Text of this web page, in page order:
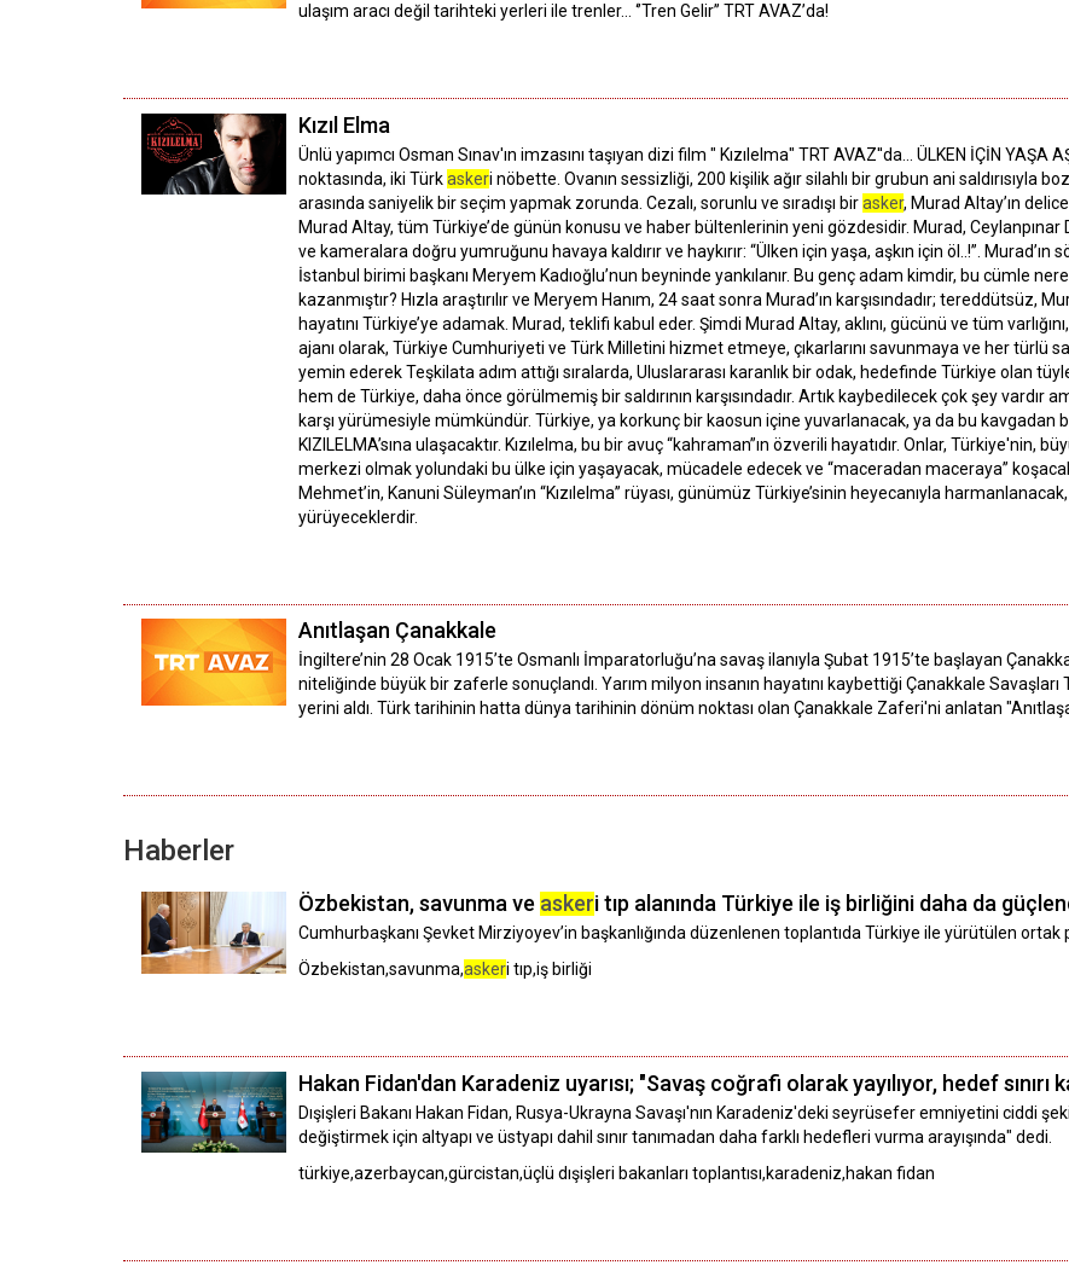
ulaşım aracı değil tarihteki yerleri ile trenler… ‘’Tren Gelir’’ TRT AVAZ’da!
Kızıl Elma
Ünlü yapımcı Osman Sınav'ın imzasını taşıyan dizi film " Kızılelma" TRT AVAZ''da... ÜLKEN İÇİN YAŞA
noktasında, iki Türkaskeri nöbette. Ovanın sessizliği, 200 kişilik ağır silahlı bir grubun ani saldırısıyla
arasında saniyelik bir seçim yapmak zorunda. Cezalı, sorunlu ve sıradışı birasker, Murad Altay’ın
Murad Altay, tüm Türkiye’de günün konusu ve haber bültenlerinin yeni gözdesidir. Murad,
ve kameralara doğru yumruğunu havaya kaldırır ve haykırır: “Ülken için yaşa, aşkın için öl..!”.
İstanbul birimi başkanı Meryem Kadıoğlu’nun beyninde yankılanır. Bu genç adam kimdir, bu cümle
kazanmıştır? Hızla araştırılır ve Meryem Hanım, 24 saat sonra Murad’ın karşısındadır; tereddütsüz,
hayatını Türkiye’ye adamak. Murad, teklifi kabul eder. Şimdi Murad Altay, aklını, gücünü ve tüm
ajanı olarak, Türkiye Cumhuriyeti ve Türk Milletini hizmet etmeye, çıkarlarını savunmaya ve her türlü
yemin ederek Teşkilata adım attığı sıralarda, Uluslararası karanlık bir odak, hedefinde Türkiye olan
hem de Türkiye, daha önce görülmemiş bir saldırının karşısındadır. Artık kaybedilecek çok şey
karşı yürümesiyle mümkündür. Türkiye, ya korkunç bir kaosun içine yuvarlanacak, ya da bu kavgadan
KIZILELMA’sına ulaşacaktır. Kızılelma, bu bir avuç “kahraman”ın özverili hayatıdır. Onlar,
merkezi olmak yolundaki bu ülke için yaşayacak, mücadele edecek ve “maceradan maceraya”
Mehmet’in, Kanuni Süleyman’ın “Kızılelma” rüyası, günümüz Türkiye’sinin heyecanıyla
yürüyeceklerdir.
Anıtlaşan Çanakkale
İngiltere’nin 28 Ocak 1915’te Osmanlı İmparatorluğu’na savaş ilanıyla Şubat 1915’te başlayan
niteliğinde büyük bir zaferle sonuçlandı. Yarım milyon insanın hayatını kaybettiği Çanakkale
yerini aldı. Türk tarihinin hatta dünya tarihinin dönüm noktası olan Çanakkale Zaferi'ni anlatan
Haberler
Özbekistan, savunma ve askeri tıp alanında Türkiye ile iş birliğini daha da
Cumhurbaşkanı Şevket Mirziyoyev’in başkanlığında düzenlenen toplantıda Türkiye ile yürütülen ortak
Özbekistan,savunma,askeri tıp,iş birliği
Hakan Fidan'dan Karadeniz uyarısı; "Savaş coğrafi olarak yayılıyor, hedef sınırı
Dışişleri Bakanı Hakan Fidan, Rusya-Ukrayna Savaşı'nın Karadeniz'deki seyrüsefer emniyetini ciddi
değiştirmek için altyapı ve üstyapı dahil sınır tanımadan daha farklı hedefleri vurma arayışında" dedi.
türkiye,azerbaycan,gürcistan,üçlü dışişleri bakanları toplantısı,karadeniz,hakan fidan